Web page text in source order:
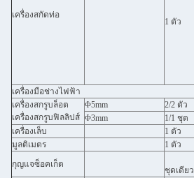
เครื่องสกัดท่อ
1 ตัว
เครื่องมือช่างไฟฟ้า
เครื่องสกรูบล็อต
เครื่องสกรูบฟิลลิปส์
Φ5mm
2/2 ตัว
Φ3mm
1/1 ชุด
เครื่องเล็บ
1 ตัว
มูลติเมตร
1 ตัว
กุญแจซ็อคเก็ต
ชุดเดียว